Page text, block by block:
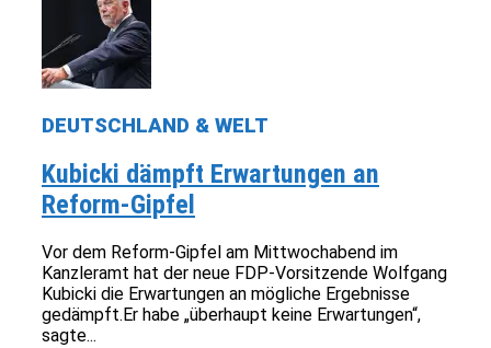
DEUTSCHLAND & WELT
Kubicki dämpft Erwartungen an
Reform-Gipfel
Vor dem Reform-Gipfel am Mittwochabend im
Kanzleramt hat der neue FDP-Vorsitzende Wolfgang
Kubicki die Erwartungen an mögliche Ergebnisse
gedämpft.Er habe „überhaupt keine Erwartungen“,
sagte...